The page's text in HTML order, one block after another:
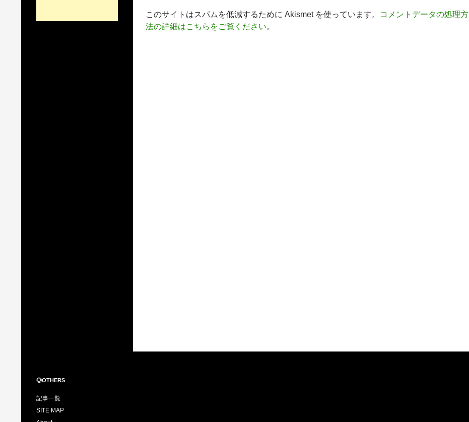
このサイトはスパムを低減するために Akismet を使っています。
コメントデータの処理方
法の詳細はこちらをご覧ください。
◎OTHERS
記事一覧
SITE MAP